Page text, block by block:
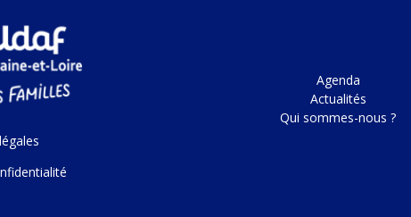
Agenda
Actualités
Qui sommes-nous ?